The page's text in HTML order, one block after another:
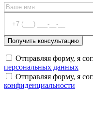
Отправляя форму, я
персональных данных
Отправляя форму, я
конфиденциальности